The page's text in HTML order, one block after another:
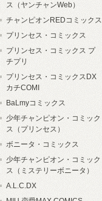
ス（ヤンチャンWeb）
チャンピオンREDコミックス
プリンセス・コミックス
プリンセス・コミックス プ
チプリ
プリンセス・コミックスDX
カチCOMI
BaLmyコミックス
少年チャンピオン・コミック
ス（プリンセス）
ボニータ・コミックス
少年チャンピオン・コミック
ス（ミステリーボニータ）
A.L.C.DX